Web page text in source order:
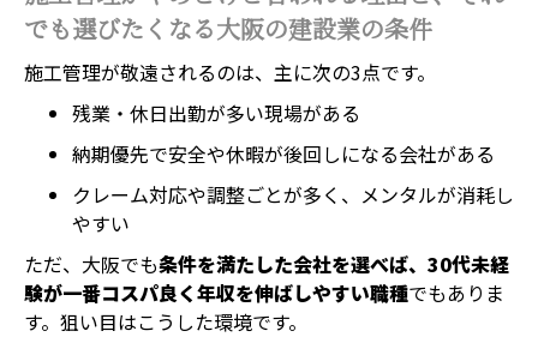
でも選びたくなる大阪の建設業の条件
施工管理が敬遠されるのは、主に次の3点です。
残業・休日出勤が多い現場がある
納期優先で安全や休暇が後回しになる会社がある
クレーム対応や調整ごとが多く、メンタルが消耗し
やすい
ただ、大阪でも条件を満たした会社を選べば、30代未経
験が一番コスパ良く年収を伸ばしやすい職種でもありま
す。狙い目はこうした環境です。